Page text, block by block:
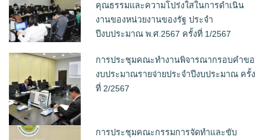
คุณธรรมและความโปร่งใสในการดำเนิน
งานของหน่วยงานของรัฐ ประจำ
ปีงบประมาณ พ.ศ.2567 ครั้งที่ 1/2567
การประชุมคณะทำงานพิจารณากรอบคำขอ
งบประมาณรายจ่ายประจำปีงบประมาณ ครั้ง
ที่ 2/2567
การประชุมคณะกรรมการจัดทำและขับ